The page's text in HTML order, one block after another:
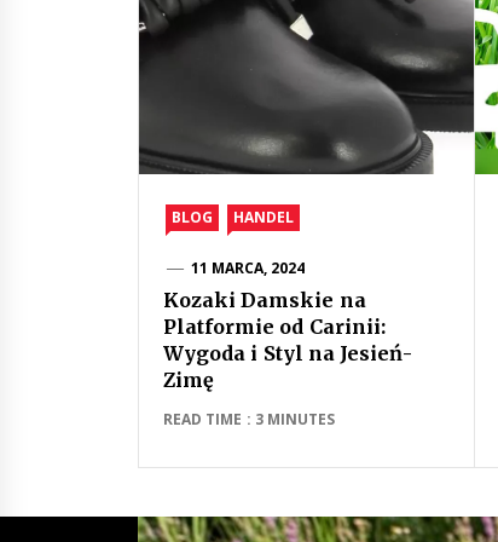
BLOG HANDEL
11 MARCA, 2024
Kozaki Damskie na
Platformie od Carinii:
Wygoda i Styl na Jesień-
Zimę
READ TIME : 3 MINUTES